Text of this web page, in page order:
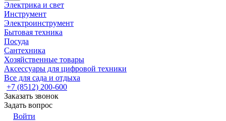
Электрика и свет
Инструмент
Электроинструмент
Бытовая техника
Посуда
Сантехника
Хозяйственные товары
Аксессуары для цифровой техники
Все для сада и отдыха
+7 (8512) 200-600
Заказать звонок
Задать вопрос
Войти